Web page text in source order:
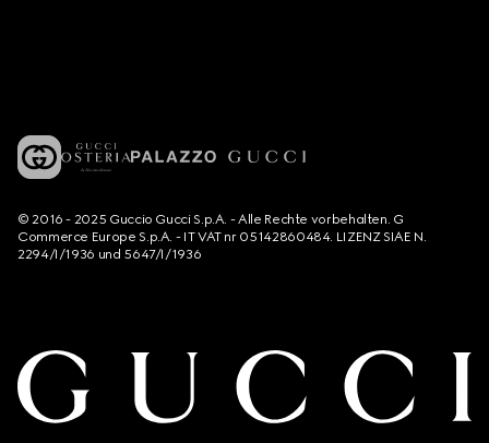
© 2016 - 2025 Guccio Gucci S.p.A. - Alle Rechte vorbehalten. G
Commerce Europe S.p.A. - IT VAT nr 05142860484. LIZENZ SIAE N.
2294/I/1936 und 5647/I/1936